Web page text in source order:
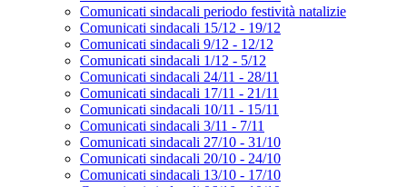
Comunicati sindacali periodo festività natalizie
Comunicati sindacali 15/12 - 19/12
Comunicati sindacali 9/12 - 12/12
Comunicati sindacali 1/12 - 5/12
Comunicati sindacali 24/11 - 28/11
Comunicati sindacali 17/11 - 21/11
Comunicati sindacali 10/11 - 15/11
Comunicati sindacali 3/11 - 7/11
Comunicati sindacali 27/10 - 31/10
Comunicati sindacali 20/10 - 24/10
Comunicati sindacali 13/10 - 17/10